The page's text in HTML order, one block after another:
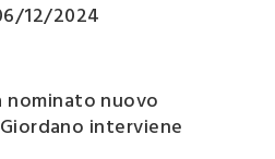
12/2024
nominato nuovo
interviene